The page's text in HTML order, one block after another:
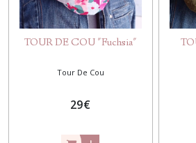
TOUR DE COU "Fuchsia"
Tour De Cou
29€